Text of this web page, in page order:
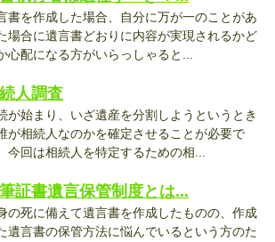
書を作成した場合、自分に万が一のことがあ
場合に遺言書どおりに内容が実現されるかど
心配になる方がいらっしゃると...
人調査
が始まり、いざ遺産を分割しようというとき
が相続人なのかを確定させることが必要で
今回は相続人を特定するための相...
証書遺言保管制度とは...
の死に備えて遺言書を作成したものの、作成
遺言書の保管方法に悩んでいるという方のた